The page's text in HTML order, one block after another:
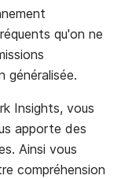
qu'on ne
généralisée.
Insights, vous
apporte des
Ainsi vous
compréhension